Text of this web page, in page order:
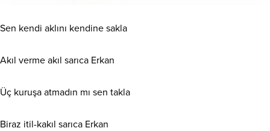
Sen kendi aklını kendine sakla
Akıl verme akıl sarıca Erkan
Üç kuruşa atmadın mı sen takla
Biraz itil-kakıl sarıca Erkan